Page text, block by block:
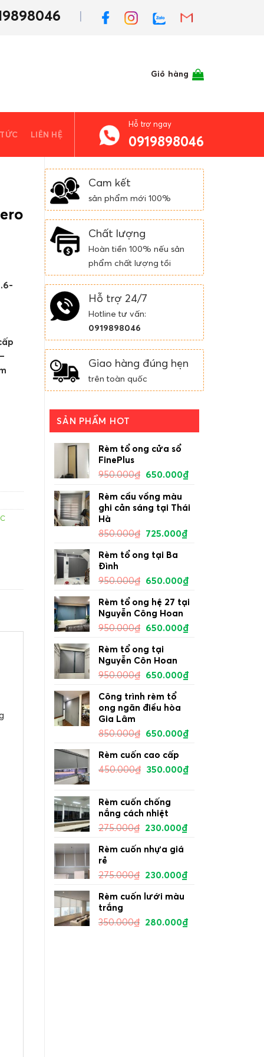
Giỏ hàng
LIÊN HỆ
Hỗ trợ ngay
0919898046
Cam kết
sản phẩm mới 100%
Chất lượng
Hoàn tiền 100% nếu sản
phẩm chất lượng tồi
Hỗ trợ 24/7
Hotline tư vấn:
0919898046
Giao hàng đúng hẹn
trên toàn quốc
SẢN PHẨM HOT
Rèm tổ ong cửa sổ
FinePlus
950.000₫ 650.000₫
Rèm cầu vồng màu
ghi cản sáng tại Thái
Hà
850.000₫ 725.000₫
Rèm tổ ong tại Ba
Đình
950.000₫ 650.000₫
Rèm tổ ong hệ 27 tại
Nguyễn Công Hoan
950.000₫ 650.000₫
Rèm tổ ong tại
Nguyễn Côn Hoan
950.000₫ 650.000₫
Công trình rèm tổ
ong ngăn điều hòa
Gia Lâm
850.000₫ 650.000₫
Rèm cuốn cao cấp
450.000₫ 350.000₫
Rèm cuốn chống
nắng cách nhiệt
275.000₫ 230.000₫
Rèm cuốn nhựa giá
rẻ
275.000₫ 230.000₫
Rèm cuốn lưới màu
trắng
350.000₫ 280.000₫